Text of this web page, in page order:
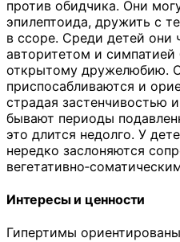
против обидчика. Они
эпилептоида, дружить с
в ссоре. Среди детей они
авторитетом и симпатией
открытому дружелюбию.
приспосабливаются и
страдая застенчивостью
бывают периоды
это длится недолго. У
нередко заслоняются
Интересы и ценности
Гипертимы